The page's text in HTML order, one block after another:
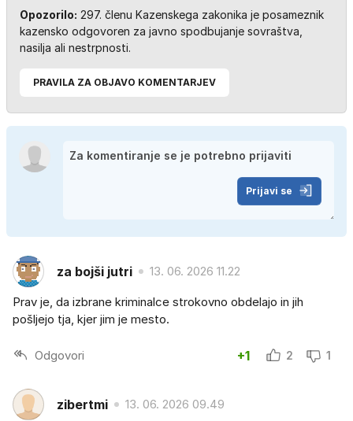
Opozorilo: 297. členu Kazenskega zakonika je posameznik
kazensko odgovoren za javno spodbujanje sovraštva,
nasilja ali nestrpnosti.
PRAVILA ZA OBJAVO KOMENTARJEV
Prijavi se
za bojši jutri 13. 06. 2026 11.22
Prav je, da izbrane kriminalce strokovno obdelajo in jih
pošljejo tja, kjer jim je mesto.
Odgovori +1 2 1
zibertmi 13. 06. 2026 09.49